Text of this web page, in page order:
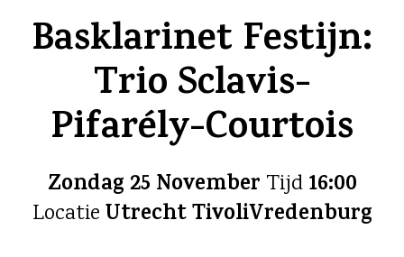
Basklarinet Festijn:
Trio Sclavis-
Pifarély-Courtois
Zondag 25 November Tijd 16:00
Locatie Utrecht TivoliVredenburg